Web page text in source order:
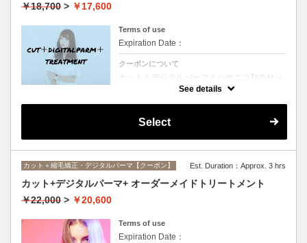
￥18,700 > ￥17,600
Terms of use
Expiration Date：
クーポンについて
カットとデジタルパーマとハホニコTrのセッ
トメニュー。毛先ワンカールからふんわりル
ャンプー、ブロー込み。
See details
Select
カット＋縮毛矯正・デジタルパーマ【クーポン】 Est. Duration：Approx. 3 hrs
カット+デジタルパーマ+ オーダーメイドトリートメント
￥22,000 > ￥20,600
Terms of use
Expiration Date：